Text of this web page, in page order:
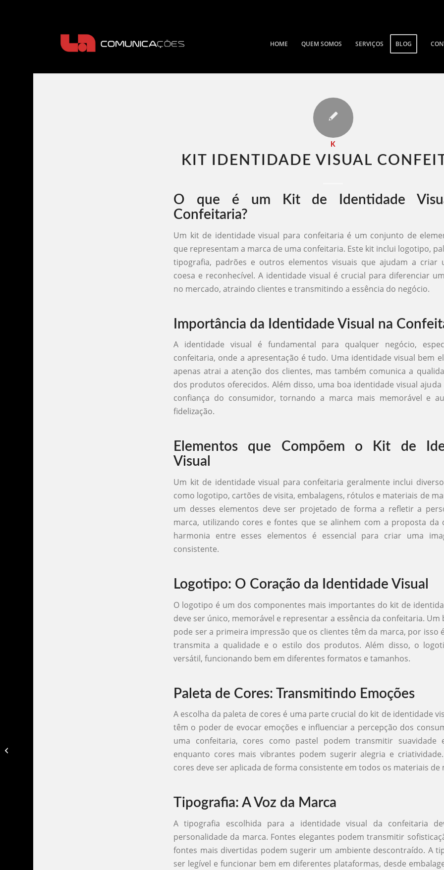
HOME QUEM SOMOS SERVIÇOS BLOG
K
KIT IDENTIDADE VISUAL
O que é um Kit de Identidade
Confeitaria?
Um kit de identidade visual para confeitaria é um conjunto de
que representam a marca de uma confeitaria. Este kit inclui logotipo,
tipografia, padrões e outros elementos visuais que ajudam a criar
coesa e reconhecível. A identidade visual é crucial para diferenciar
no mercado, atraindo clientes e transmitindo a essência do negócio.
Importância da Identidade Visual na
A identidade visual é fundamental para qualquer negócio,
confeitaria, onde a apresentação é tudo. Uma identidade visual bem
apenas atrai a atenção dos clientes, mas também comunica a
dos produtos oferecidos. Além disso, uma boa identidade visual
confiança do consumidor, tornando a marca mais memorável e
fidelização.
Elementos que Compõem o Kit de
Visual
Um kit de identidade visual para confeitaria geralmente inclui
como logotipo, cartões de visita, embalagens, rótulos e materiais de
um desses elementos deve ser projetado de forma a refletir a
marca, utilizando cores e fontes que se alinhem com a proposta da
harmonia entre esses elementos é essencial para criar uma
consistente.
Logotipo: O Coração da Identidade Visual
O logotipo é um dos componentes mais importantes do kit de
deve ser único, memorável e representar a essência da confeitaria.
pode ser a primeira impressão que os clientes têm da marca, por isso
transmita a qualidade e o estilo dos produtos. Além disso, o
versátil, funcionando bem em diferentes formatos e tamanhos.
Paleta de Cores: Transmitindo Emoções
A escolha da paleta de cores é uma parte crucial do kit de identidade
têm o poder de evocar emoções e influenciar a percepção dos
uma confeitaria, cores como pastel podem transmitir suavidade
enquanto cores mais vibrantes podem sugerir alegria e
cores deve ser aplicada de forma consistente em todos os materiais de
Tipografia: A Voz da Marca
A tipografia escolhida para a identidade visual da confeitaria
personalidade da marca. Fontes elegantes podem transmitir
fontes mais divertidas podem sugerir um ambiente descontraído. A
ser legível e funcionar bem em diferentes plataformas, desde